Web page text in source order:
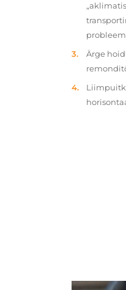
Ärge